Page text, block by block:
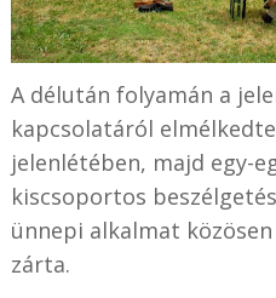
A délután folyamán a
kapcsolatáról
jelenlétében, majd egy-
kiscsoportos
ünnepi alkalmat
zárta.